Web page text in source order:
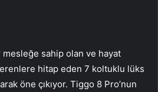
mesleğe sahip olan ve hayat
hitap eden 7 koltuklu lüks
öne çıkıyor. Tiggo 8 Pro’nun